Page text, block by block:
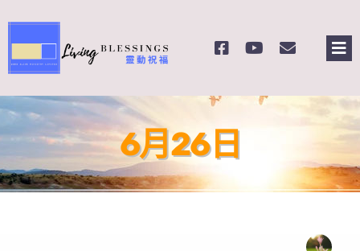
to
content
關於我們
奉獻支持
6月26日